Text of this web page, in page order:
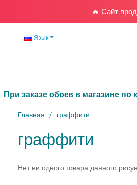
🔥 Сайт
Язык
При заказе обоев в магазине по
Главная граффити
граффити
Нет ни одного товара данного